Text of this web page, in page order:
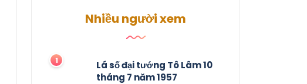
Nhiều người xem
Lá số đại tướng Tô Lâm 10
tháng 7 năm 1957